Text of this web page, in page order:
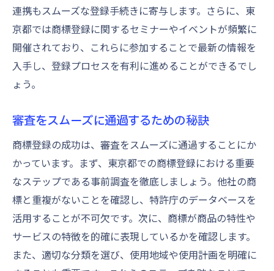
連携もスムーズな登録手続きに寄与します。さらに、東
京都では商標登録に関するセミナーやイベントが頻繁に
開催されており、これらに参加することで最新の情報を
入手し、登録プロセスを有利に進めることができるでし
ょう。
審査をスムーズに通過するための秘訣
商標登録の成功は、審査をスムーズに通過することにか
かっています。まず、東京都での商標登録における重要
なステップである事前調査を徹底しましょう。他社の商
標と重複がないことを確認し、特許庁のデータベースを
活用することが不可欠です。次に、商標が商品の特性や
サービスの特徴を的確に表現しているかを確認します。
また、適切な分類を選び、使用地域や使用計画を明確に